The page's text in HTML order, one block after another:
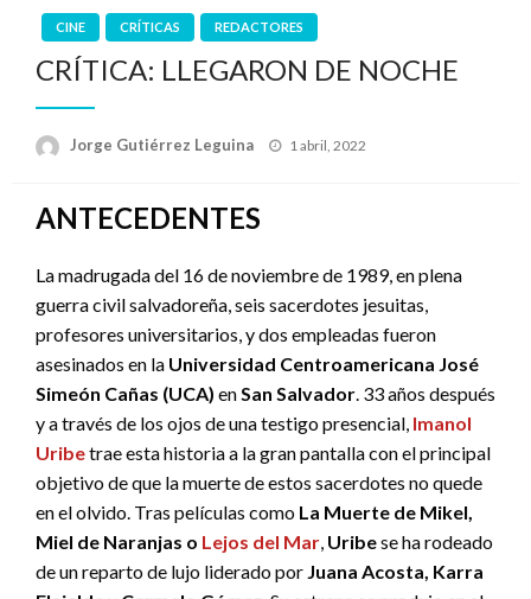
CINE CRÍTICAS REDACTORES
CRÍTICA: LLEGARON DE NOCHE
Jorge Gutiérrez Leguina
Publicado
1 abril, 2022
ANTECEDENTES
La madrugada del 16 de noviembre de 1989, en plena
guerra civil salvadoreña, seis sacerdotes jesuitas,
profesores universitarios, y dos empleadas fueron
asesinados en la Universidad Centroamericana José
Simeón Cañas (UCA) enSan Salvador. 33 años después
y a través de los ojos de una testigo presencial, Imanol
Uribetrae esta historia a la gran pantalla con el principal
objetivo de que la muerte de estos sacerdotes no quede
en el olvido. Tras películas como La Muerte de Mikel,
Miel de Naranjas o Lejos del Mar, Uribese ha rodeado
de un reparto de lujo liderado por Juana Acosta, Karra